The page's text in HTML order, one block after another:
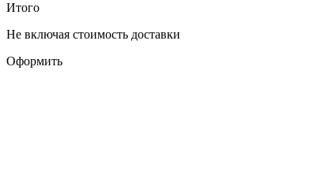
Итого
Не включая стоимость доставки
Оформить